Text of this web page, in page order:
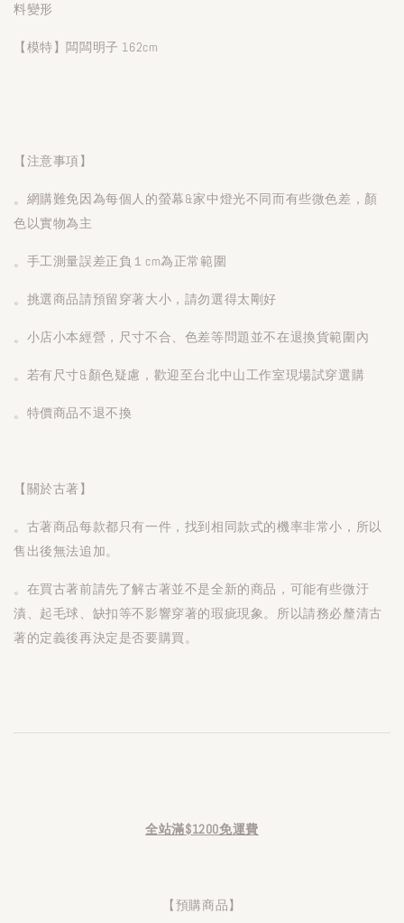
料變形
【模特】闆闆明子 162cm
【注意事項】
。網購難免因為每個人的螢幕&家中燈光不同而有些微色差，顏
色以實物為主
。手工測量誤差正負１cm為正常範圍
。挑選商品請預留穿著大小，請勿選得太剛好
。小店小本經營，尺寸不合、色差等問題並不在退換貨範圍內
。若有尺寸&顏色疑慮，歡迎至台北中山工作室現場試穿選購
。特價商品不退不換
【關於古著】
。古著商品每款都只有一件，找到相同款式的機率非常小，所以
售出後無法追加。
。在買古著前請先了解古著並不是全新的商品，可能有些微汙
漬、起毛球、缺扣等不影響穿著的瑕疵現象。所以請務必釐清古
著的定義後再決定是否要購買。
全站滿$1200免運費
【預購商品】